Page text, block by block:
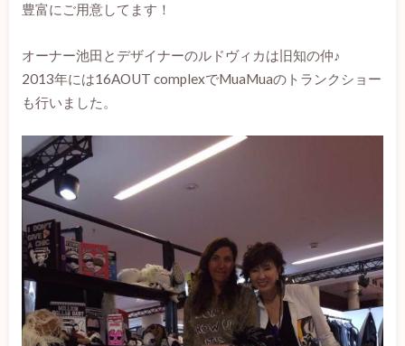
豊富にご用意してます！
オーナー池田とデザイナーのルドヴィカは旧知の仲♪
2013年には16AOUT complexでMuaMuaのトランクショー
も行いました。